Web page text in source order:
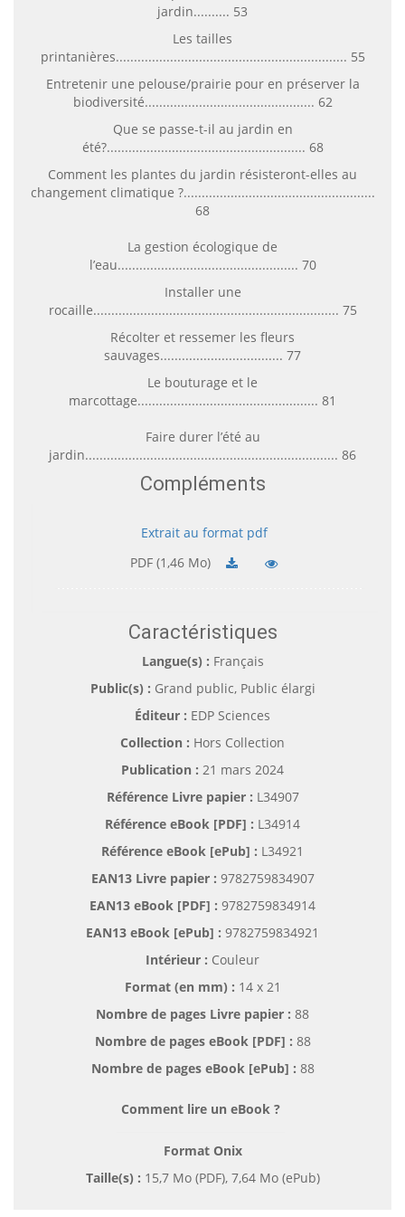
jardin.......... 53
Les tailles
printanières................................................................ 55
Entretenir une pelouse/prairie pour en préserver la
biodiversité............................................... 62
Que se passe-t-il au jardin en
été?....................................................... 68
Comment les plantes du jardin résisteront-elles au
changement climatique ?.....................................................
68
La gestion écologique de
l’eau.................................................. 70
Installer une
rocaille.................................................................... 75
Récolter et ressemer les fleurs
sauvages.................................. 77
Le bouturage et le
marcottage.................................................. 81
Faire durer l’été au
jardin...................................................................... 86
Compléments
Extrait au format pdf
PDF (1,46 Mo)
Caractéristiques
Langue(s) : Français
Public(s) : Grand public, Public élargi
Éditeur : EDP Sciences
Collection : Hors Collection
Publication : 21 mars 2024
Référence Livre papier : L34907
Référence eBook [PDF] : L34914
Référence eBook [ePub] : L34921
EAN13 Livre papier : 9782759834907
EAN13 eBook [PDF] : 9782759834914
EAN13 eBook [ePub] : 9782759834921
Intérieur : Couleur
Format (en mm) : 14 x 21
Nombre de pages Livre papier : 88
Nombre de pages eBook [PDF] : 88
Nombre de pages eBook [ePub] : 88
Comment lire un eBook ?
Format Onix
Taille(s) : 15,7 Mo (PDF), 7,64 Mo (ePub)